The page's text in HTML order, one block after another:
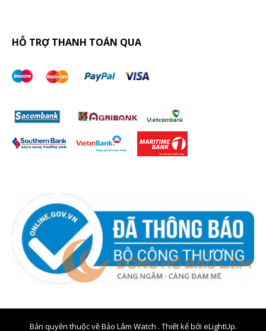
HỖ TRỢ THANH TOÁN QUA
Bản quyền thuộc về Bảo Lâm Watch . Thiết kế bởi eLightUp.